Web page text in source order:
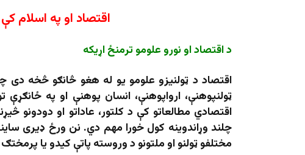
اقتصاد او په اسلام
د اقتصاد او نورو علومو ترمنځ اړیکه
اقتصاد د ټولنیزو علومو یو له هغو څانګو څخه دی
ټولنپوهنې، ارواپوهنې، انسان پوهنې او په
اقتصادي مطالعاتو کې د کلتور، عاداتو او دودونو
چلند وړاندوینه کول خورا مهم دي. نن ورځ ډیری
مختلفو ټولنو او ملتونو د وروسته پاتې کیدو یا